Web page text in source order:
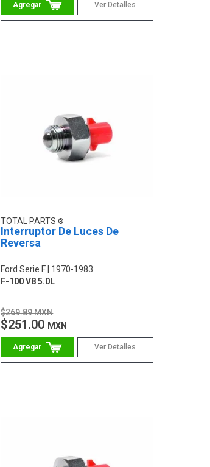
Ver Detalles
TOTAL PARTS
Interruptor De Luces De
Reversa
Ford Serie F
1970-1983
F-100 V8 5.0L
$269.89 MXN
$251.00 MXN
Ver Detalles